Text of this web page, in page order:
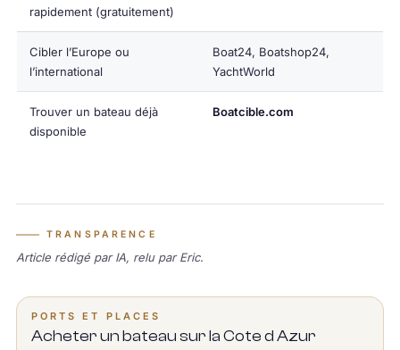
rapidement (gratuitement)
Cibler l’Europe ou
l’international
Boat24, Boatshop24,
YachtWorld
Trouver un bateau déjà
disponible
Boatcible.com
TRANSPARENCE
Article rédigé par IA, relu par Eric.
PORTS ET PLACES
Acheter un bateau sur la Cote d Azur